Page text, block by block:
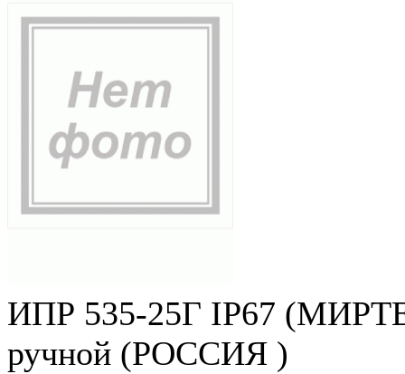
ИПР 535-25Г IP67
ручной (РОССИЯ )